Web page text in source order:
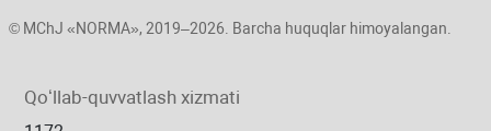
© MChJ «NORMA», 2019–2026. Barcha huquqlar himoyalangan.
Qoʻllab-quvvatlash хizmati